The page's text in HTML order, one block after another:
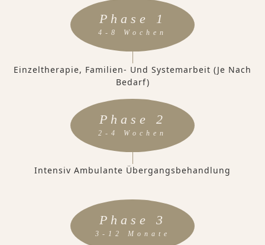
Phase 1
4-8 Wochen
Einzeltherapie, Familien- Und Systemarbeit (je Nach
Bedarf)
Phase 2
2-4 Wochen
Intensiv Ambulante Übergangsbehandlung
Phase 3
3-12 Monate